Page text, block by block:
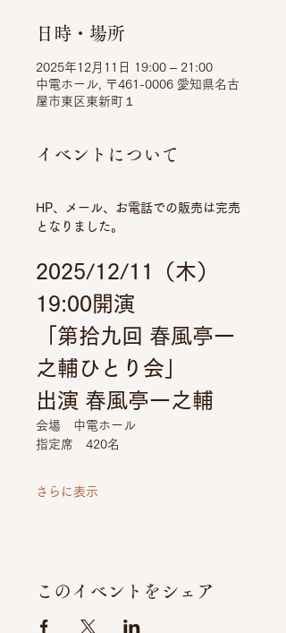
日時・場所
2025年12月11日 19:00 – 21:00
中電ホール, 〒461-0006 愛知県名古
屋市東区東新町１
イベントについて
HP、メール、お電話での販売は完売
となりました。
2025/12/11（木）
19:00開演
「第拾九回 春風亭一
之輔ひとり会」
出演 春風亭一之輔
会場　中電ホール
指定席　420名
さらに表示
このイベントをシェア